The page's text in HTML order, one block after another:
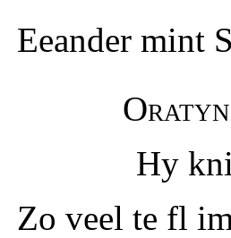
Eeander mint
Hy
Zo veel te fl